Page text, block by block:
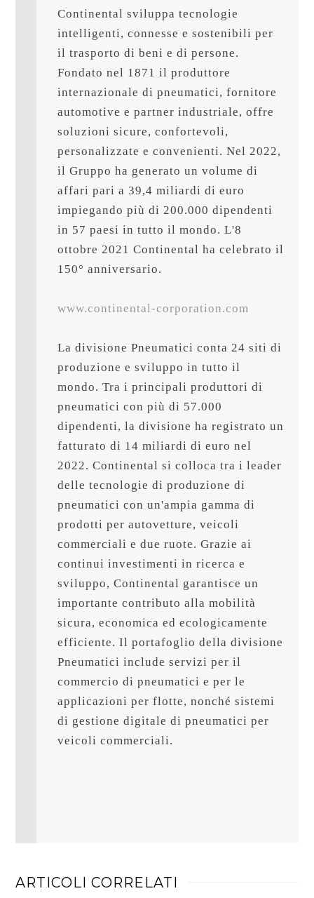
Continental sviluppa tecnologie
intelligenti, connesse e sostenibili per
il trasporto di beni e di persone.
Fondato nel 1871 il produttore
internazionale di pneumatici, fornitore
automotive e partner industriale, offre
soluzioni sicure, confortevoli,
personalizzate e convenienti. Nel 2022,
il Gruppo ha generato un volume di
affari pari a 39,4 miliardi di euro
impiegando più di 200.000 dipendenti
in 57 paesi in tutto il mondo. L'8
ottobre 2021 Continental ha celebrato il
150° anniversario.
www.continental-corporation.com
La divisione Pneumatici conta 24 siti di
produzione e sviluppo in tutto il
mondo. Tra i principali produttori di
pneumatici con più di 57.000
dipendenti, la divisione ha registrato un
fatturato di 14 miliardi di euro nel
2022. Continental si colloca tra i leader
delle tecnologie di produzione di
pneumatici con un'ampia gamma di
prodotti per autovetture, veicoli
commerciali e due ruote. Grazie ai
continui investimenti in ricerca e
sviluppo, Continental garantisce un
importante contributo alla mobilità
sicura, economica ed ecologicamente
efficiente. Il portafoglio della divisione
Pneumatici include servizi per il
commercio di pneumatici e per le
applicazioni per flotte, nonché sistemi
di gestione digitale di pneumatici per
veicoli commerciali.
ARTICOLI CORRELATI